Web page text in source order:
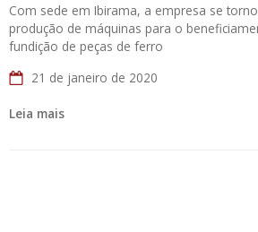
Com sede em Ibirama, a empresa se
produção de máquinas para o
fundição de peças de ferro
21 de janeiro de 2020
Leia mais